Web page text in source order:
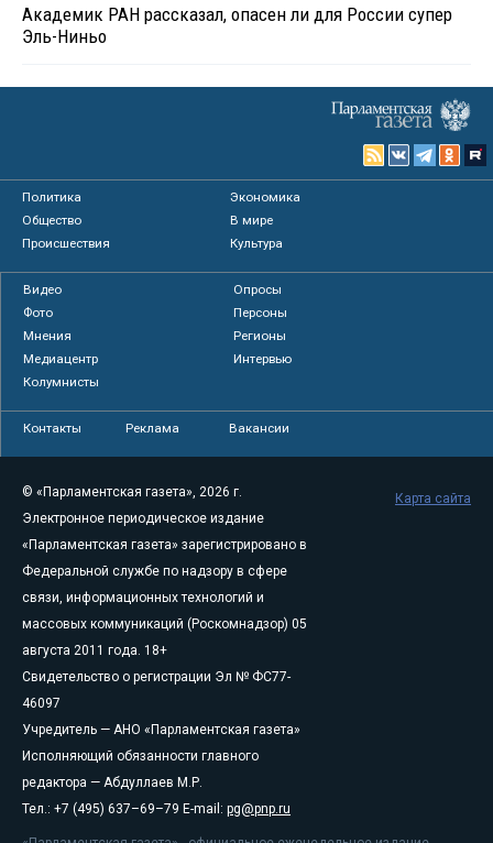
Академик РАН рассказал, опасен ли для России супер
Эль-Ниньо
Политика
Экономика
Общество
В мире
Происшествия
Культура
Видео
Опросы
Фото
Персоны
Мнения
Регионы
Медиацентр
Интервью
Колумнисты
Контакты Реклама Вакансии
© «Парламентская газета», 2026 г.
Электронное периодическое издание
«Парламентская газета» зарегистрировано в
Федеральной службе по надзору в сфере
связи, информационных технологий и
массовых коммуникаций (Роскомнадзор) 05
августа 2011 года. 18+
Свидетельство о регистрации Эл № ФС77-
46097
Учредитель — АНО «Парламентская газета»
Исполняющий обязанности главного
редактора — Абдуллаев М.Р.
Тел.: +7 (495) 637–69–79 E-mail: pg@pnp.ru
Карта сайта